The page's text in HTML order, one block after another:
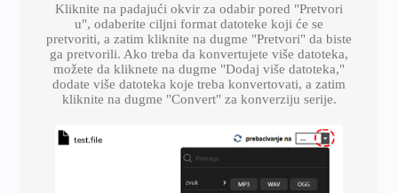
Kliknite na padajući okvir za odabir pored "Pretvori
u", odaberite ciljni format datoteke koji će se
pretvoriti, a zatim kliknite na dugme "Pretvori" da biste
ga pretvorili. Ako treba da konvertujete više datoteka,
možete da kliknete na dugme "Dodaj više datoteka,"
dodate više datoteka koje treba konvertovati, a zatim
kliknite na dugme "Convert" za konverziju serije.